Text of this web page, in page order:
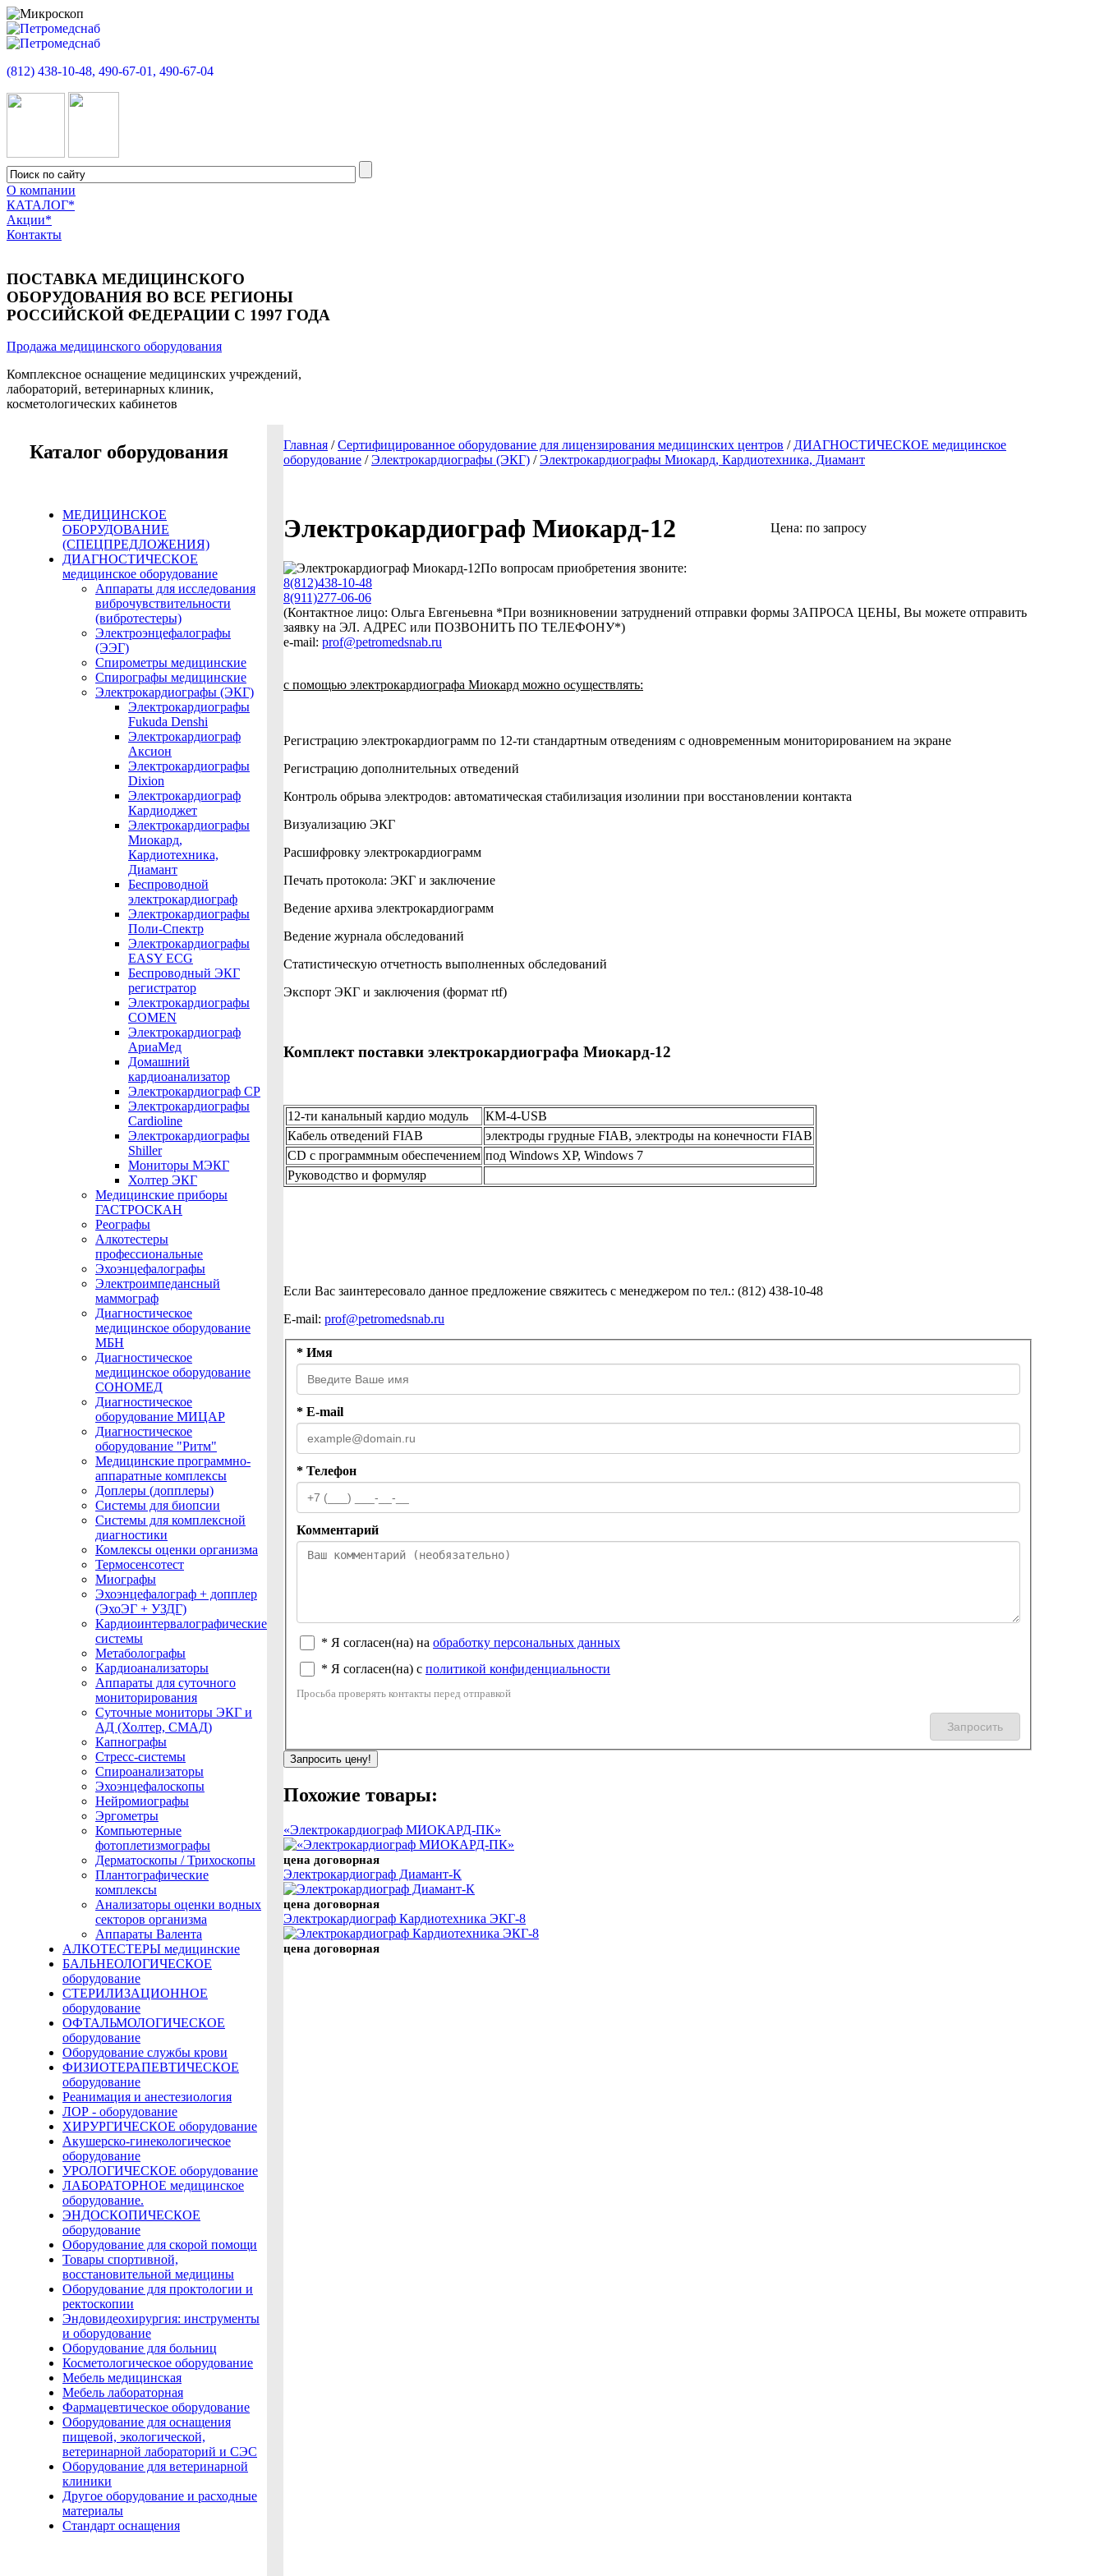
(812) 438-10-48, 490-67-01, 490-67-04
О компании
КАТАЛОГ*
Акции*
Контакты
ПОСТАВКА МЕДИЦИНСКОГО
ОБОРУДОВАНИЯ ВО ВСЕ РЕГИОНЫ
РОССИЙСКОЙ ФЕДЕРАЦИИ С 1997 ГОДА
Продажа медицинского оборудования
Комплексное оснащение медицинских учреждений,
лабораторий, ветеринарных клиник,
косметологических кабинетов
Каталог оборудования
МЕДИЦИНСКОЕ
ОБОРУДОВАНИЕ
(СПЕЦПРЕДЛОЖЕНИЯ)
ДИАГНОСТИЧЕСКОЕ
медицинское оборудование
Аппараты для исследования
виброчувствительности
(вибротестеры)
Электроэнцефалографы
(ЭЭГ)
Спирометры медицинские
Спирографы медицинские
Электрокардиографы (ЭКГ)
Электрокардиографы
Fukuda Denshi
Электрокардиограф
Аксион
Электрокардиографы
Dixion
Электрокардиограф
Кардиоджет
Электрокардиографы
Миокард,
Кардиотехника,
Диамант
Беспроводной
электрокардиограф
Электрокардиографы
Поли-Спектр
Электрокардиографы
EASY ECG
Беспроводный ЭКГ
регистратор
Электрокардиографы
COMEN
Электрокардиограф
АриаМед
Домашний
кардиоанализатор
Электрокардиограф СР
Электрокардиографы
Cardioline
Электрокардиографы
Shiller
Мониторы МЭКГ
Холтер ЭКГ
Медицинские приборы
ГАСТРОСКАН
Реографы
Алкотестеры
профессиональные
Эхоэнцефалографы
Электроимпедансный
маммограф
Диагностическое
медицинское оборудование
МБН
Диагностическое
медицинское оборудование
СОНОМЕД
Диагностическое
оборудование МИЦАР
Диагностическое
оборудование "Ритм"
Медицинские программно-
аппаратные комплексы
Доплеры (допплеры)
Системы для биопсии
Системы для комплексной
диагностики
Комлексы оценки организма
Термосенсотест
Миографы
Эхоэнцефалограф + допплер
(ЭхоЭГ + УЗДГ)
Кардиоинтервалографические
системы
Метаболографы
Кардиоанализаторы
Аппараты для суточного
мониторирования
Суточные мониторы ЭКГ и
АД (Холтер, СМАД)
Капнографы
Стресс-системы
Спироанализаторы
Эхоэнцефалоскопы
Нейромиографы
Эргометры
Компьютерные
фотоплетизмографы
Дерматоскопы / Трихоскопы
Плантографические
комплексы
Анализаторы оценки водных
секторов организма
Аппараты Валента
АЛКОТЕСТЕРЫ медицинские
БАЛЬНЕОЛОГИЧЕСКОЕ
оборудование
СТЕРИЛИЗАЦИОННОЕ
оборудование
ОФТАЛЬМОЛОГИЧЕСКОЕ
оборудование
Оборудование службы крови
ФИЗИОТЕРАПЕВТИЧЕСКОЕ
оборудование
Реанимация и анестезиология
ЛОР - оборудование
ХИРУРГИЧЕСКОЕ оборудование
Акушерско-гинекологическое
оборудование
УРОЛОГИЧЕСКОЕ оборудование
ЛАБОРАТОРНОЕ медицинское
оборудование.
ЭНДОСКОПИЧЕСКОЕ
оборудование
Оборудование для скорой помощи
Товары спортивной,
восстановительной медицины
Оборудование для проктологии и
ректоскопии
Эндовидеохирургия: инструменты
и оборудование
Оборудование для больниц
Косметологическое оборудование
Мебель медицинская
Мебель лабораторная
Фармацевтическое оборудование
Оборудование для оснащения
пищевой, экологической,
ветеринарной лабораторий и СЭС
Оборудование для ветеринарной
клиники
Другое оборудование и расходные
материалы
Стандарт оснащения
Главная /Сертифицированное оборудование для лицензирования медицинских центров /ДИАГНОСТИЧЕСКОЕ медицинское
оборудование /Электрокардиографы (ЭКГ) /Электрокардиографы Миокард, Кардиотехника, Диамант
Электрокардиограф Миокард-12 Цена: по запросу
По вопросам приобретения звоните:
8(812)438-10-48
8(911)277-06-06
(Контактное лицо: Ольга Евгеньевна *При возникновении затруднений отправки формы ЗАПРОСА ЦЕНЫ, Вы можете отправить
заявку на ЭЛ. АДРЕС или ПОЗВОНИТЬ ПО ТЕЛЕФОНУ*)
e-mail: prof@petromedsnab.ru
с помощью электрокардиографа Миокард можно осуществлять:
Регистрацию электрокардиограмм по 12-ти стандартным отведениям с одновременным мониторированием на экране
Регистрацию дополнительных отведений
Контроль обрыва электродов: автоматическая стабилизация изолинии при восстановлении контакта
Визуализацию ЭКГ
Расшифровку электрокардиограмм
Печать протокола: ЭКГ и заключение
Ведение архива электрокардиограмм
Ведение журнала обследований
Статистическую отчетность выполненных обследований
Экспорт ЭКГ и заключения (формат rtf)
Комплект поставки электрокардиографа Миокард-12
12-ти канальный кардио модуль
КМ-4-USB
Кабель отведений FIAB
электроды грудные FIAB, электроды на конечности FIAB
CD с программным обеспечением под Windows XP, Windows 7
Руководство и формуляр
Если Вас заинтересовало данное предложение свяжитесь с менеджером по тел.: (812) 438-10-48
E-mail: prof@petromedsnab.ru
* Имя
* E-mail
* Телефон
Комментарий
* Я согласен(на) на обработку персональных данных
* Я согласен(на) с политикой конфиденциальности
Просьба проверять контакты перед отправкой
Запросить цену!
Похожие товары:
«Электрокардиограф МИОКАРД-ПК»
цена договорная
Электрокардиограф Диамант-К
цена договорная
Электрокардиограф Кардиотехника ЭКГ-8
цена договорная